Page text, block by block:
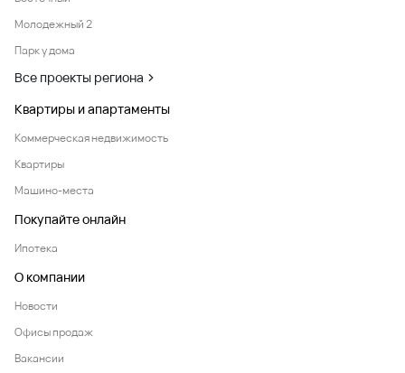
Молодежный 2
Парк у дома
Все проекты региона
Квартиры и апартаменты
Коммерческая недвижимость
Квартиры
Машино-места
Покупайте онлайн
Ипотека
О компании
Новости
Офисы продаж
Вакансии